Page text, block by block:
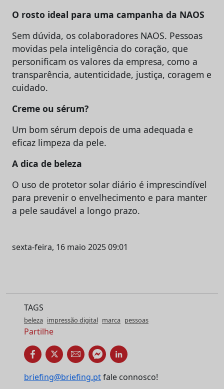
O rosto ideal para uma campanha da NAOS
Sem dúvida, os colaboradores NAOS. Pessoas
movidas pela inteligência do coração, que
personificam os valores da empresa, como a
transparência, autenticidade, justiça, coragem e
cuidado.
Creme ou sérum?
Um bom sérum depois de uma adequada e
eficaz limpeza da pele.
A dica de beleza
O uso de protetor solar diário é imprescindível
para prevenir o envelhecimento e para manter
a pele saudável a longo prazo.
sexta-feira, 16 maio 2025 09:01
TAGS
beleza impressão digital marca pessoas
Partilhe
briefing@briefing.ptfale connosco!